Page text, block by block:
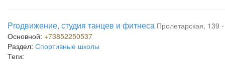
Proдвижение, студия танцев и фитнеса Пролетарская, 139
Основной: +73852250537
Раздел: Спортивные школы
Теги: